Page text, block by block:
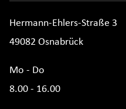
Hermann-Ehlers-Straße 3
49082 Osnabrück
Mo - Do
8.00 - 16.00